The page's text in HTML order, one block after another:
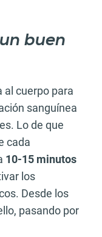
buen
al cuerpo para
sanguínea
Lo de que
cada
10-15 minutos
los
Desde los
pasando por